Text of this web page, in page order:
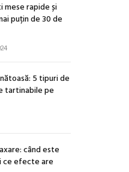
mese rapide și
puțin de 30 de
5 tipuri de
tartinabile pe
când este
ce efecte are